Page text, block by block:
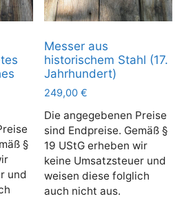
§
und
Messer aus
historischem Stahl (17.
Jahrhundert)
249,00 €
Die angegebenen Preise
sind Endpreise. Gemäß §
19 UStG erheben wir
keine Umsatzsteuer und
weisen diese folglich
auch nicht aus.